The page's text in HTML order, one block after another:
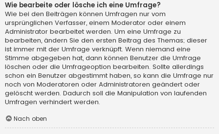
Wie bearbeite oder lösche ich eine Umfrage?
Wie bei den Beiträgen können Umfragen nur vom
ursprünglichen Verfasser, einem Moderator oder einem
Administrator bearbeitet werden. Um eine Umfrage zu
bearbeiten, ändern Sie den ersten Beitrag des Themas; dieser
ist immer mit der Umfrage verknüpft. Wenn niemand eine
Stimme abgegeben hat, dann können Benutzer die Umfrage
löschen oder die Umfrageoption bearbeiten. Sollte allerdings
schon ein Benutzer abgestimmt haben, so kann die Umfrage nur
noch von Moderatoren oder Administratoren geändert oder
gelöscht werden. Dadurch soll die Manipulation von laufenden
Umfragen verhindert werden.
Nach oben